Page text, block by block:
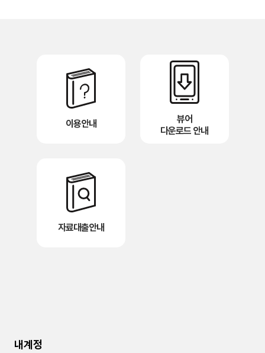
이용안내
뷰어
다운로드 안내
자료대출안내
내계정